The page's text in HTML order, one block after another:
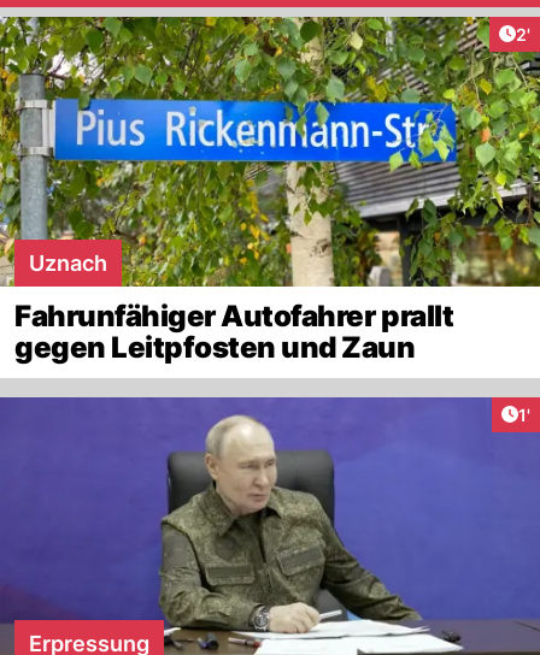
2'
Uznach
Fahrunfähiger Autofahrer prallt
gegen Leitpfosten und Zaun
1'
Erpressung